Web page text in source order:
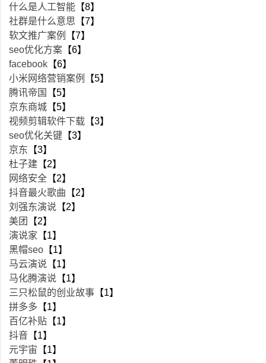
什么是人工智能 【8】
社群是什么意思 【7】
软文推广案例
【7】
seo优化方案 【6】
facebook 【6】
小米网络营销案例
【5】
腾讯帝国
【5】
京东商城 【5】
视频剪辑软件下载 【3】
seo优化关键 【3】
京东 【3】
杜子建 【2】
网络安全 【2】
抖音最火歌曲 【2】
刘强东演说 【2】
美团
【2】
演说家 【1】
黑帽seo 【1】
马云演说 【1】
马化腾演说 【1】
三只松鼠的创业故事 【1】
拼多多 【1】
百亿补贴 【1】
抖音 【1】
元宇宙 【1】